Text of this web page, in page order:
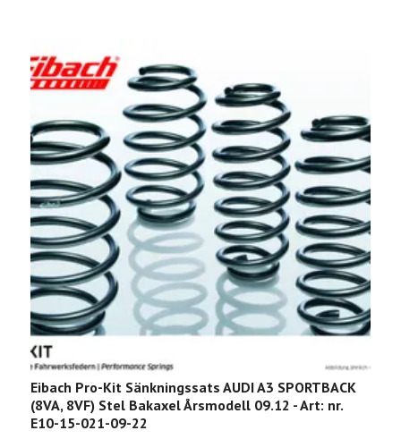
Eibach Pro-Kit Sänkningssats AUDI A3 SPORTBACK
(8VA, 8VF) Stel Bakaxel Årsmodell 09.12 - Art: nr.
E10-15-021-09-22